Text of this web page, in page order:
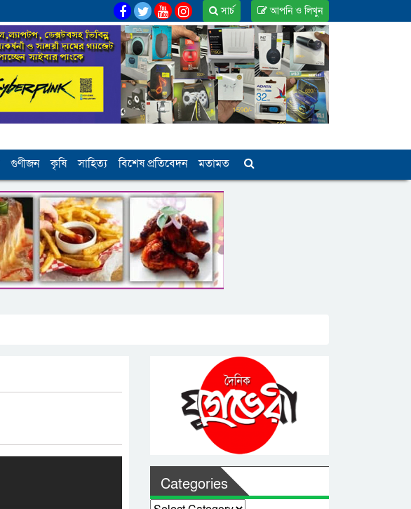
আপনি ও লিখুন
সার্চ
গুণীজন কৃষি সাহিত্য বিশেষ প্রতিবেদন মতামত
Categories